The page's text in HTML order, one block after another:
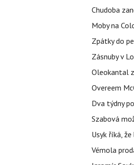
Chudoba
Moby na
Zpátky do
Zásnuby v
Oleokantal
Overeem
Dva týdny
Szabová
Usyk říká,
Vémola